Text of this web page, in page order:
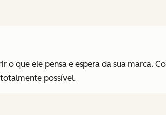
que ele pensa e espera da sua marca.
totalmente possível.